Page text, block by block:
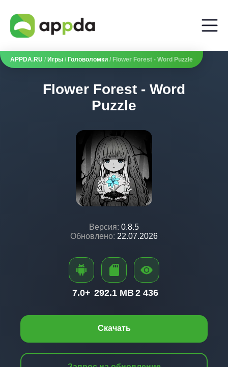
APPDA.RU / Игры / Головоломки / Flower Forest - Word Puzzle
Flower Forest - Word
Puzzle
Версия: 0.8.5
Обновлено: 22.07.2026
Скачать
7.0+ 292.1 MB2 436